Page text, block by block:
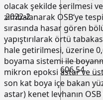
2022-2
606,54
olacak şekilde serilmesi
zımbalanarak OSB‘ye
sırasında hasar gören
yapıştırılarak örtü
hale getirilmesi, üzerine
boyama sistemi ile
mikron epoksi astar ve
son kat boya içe bakan
astar) kenet levhanın